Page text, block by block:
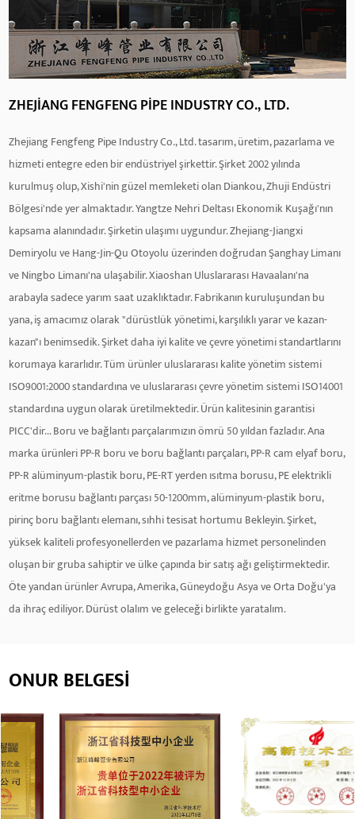
ZHEJIANG FENGFENG PIPE INDUSTRY CO., LTD.
Zhejiang Fengfeng Pipe Industry Co., Ltd. tasarım, üretim, pazarlama ve
hizmeti entegre eden bir endüstriyel şirkettir. Şirket 2002 yılında
kurulmuş olup, Xishi'nin güzel memleketi olan Diankou, Zhuji Endüstri
Bölgesi'nde yer almaktadır. Yangtze Nehri Deltası Ekonomik Kuşağı'nın
kapsama alanındadır. Şirketin ulaşımı uygundur. Zhejiang-Jiangxi
Demiryolu ve Hang-Jin-Qu Otoyolu üzerinden doğrudan Şanghay Limanı
ve Ningbo Limanı'na ulaşabilir. Xiaoshan Uluslararası Havaalanı'na
arabayla sadece yarım saat uzaklıktadır. Fabrikanın kuruluşundan bu
yana, iş amacımız olarak "dürüstlük yönetimi, karşılıklı yarar ve kazan-
kazan"ı benimsedik. Şirket daha iyi kalite ve çevre yönetimi standartlarını
korumaya kararlıdır. Tüm ürünler uluslararası kalite yönetim sistemi
ISO9001:2000 standardına ve uluslararası çevre yönetim sistemi ISO14001
standardına uygun olarak üretilmektedir. Ürün kalitesinin garantisi
PICC'dir... Boru ve bağlantı parçalarımızın ömrü 50 yıldan fazladır. Ana
marka ürünleri PP-R boru ve boru bağlantı parçaları, PP-R cam elyaf boru,
PP-R alüminyum-plastik boru, PE-RT yerden ısıtma borusu, PE elektrikli
eritme borusu bağlantı parçası 50-1200mm, alüminyum-plastik boru,
pirinç boru bağlantı elemanı, sıhhi tesisat hortumu Bekleyin. Şirket,
yüksek kaliteli profesyonellerden ve pazarlama hizmet personelinden
oluşan bir gruba sahiptir ve ülke çapında bir satış ağı geliştirmektedir.
Öte yandan ürünler Avrupa, Amerika, Güneydoğu Asya ve Orta Doğu'ya
da ihraç ediliyor. Dürüst olalım ve geleceği birlikte yaratalım.
ONUR BELGESI